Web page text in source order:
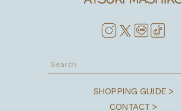
SHOPPING GUIDE >
CONTACT >